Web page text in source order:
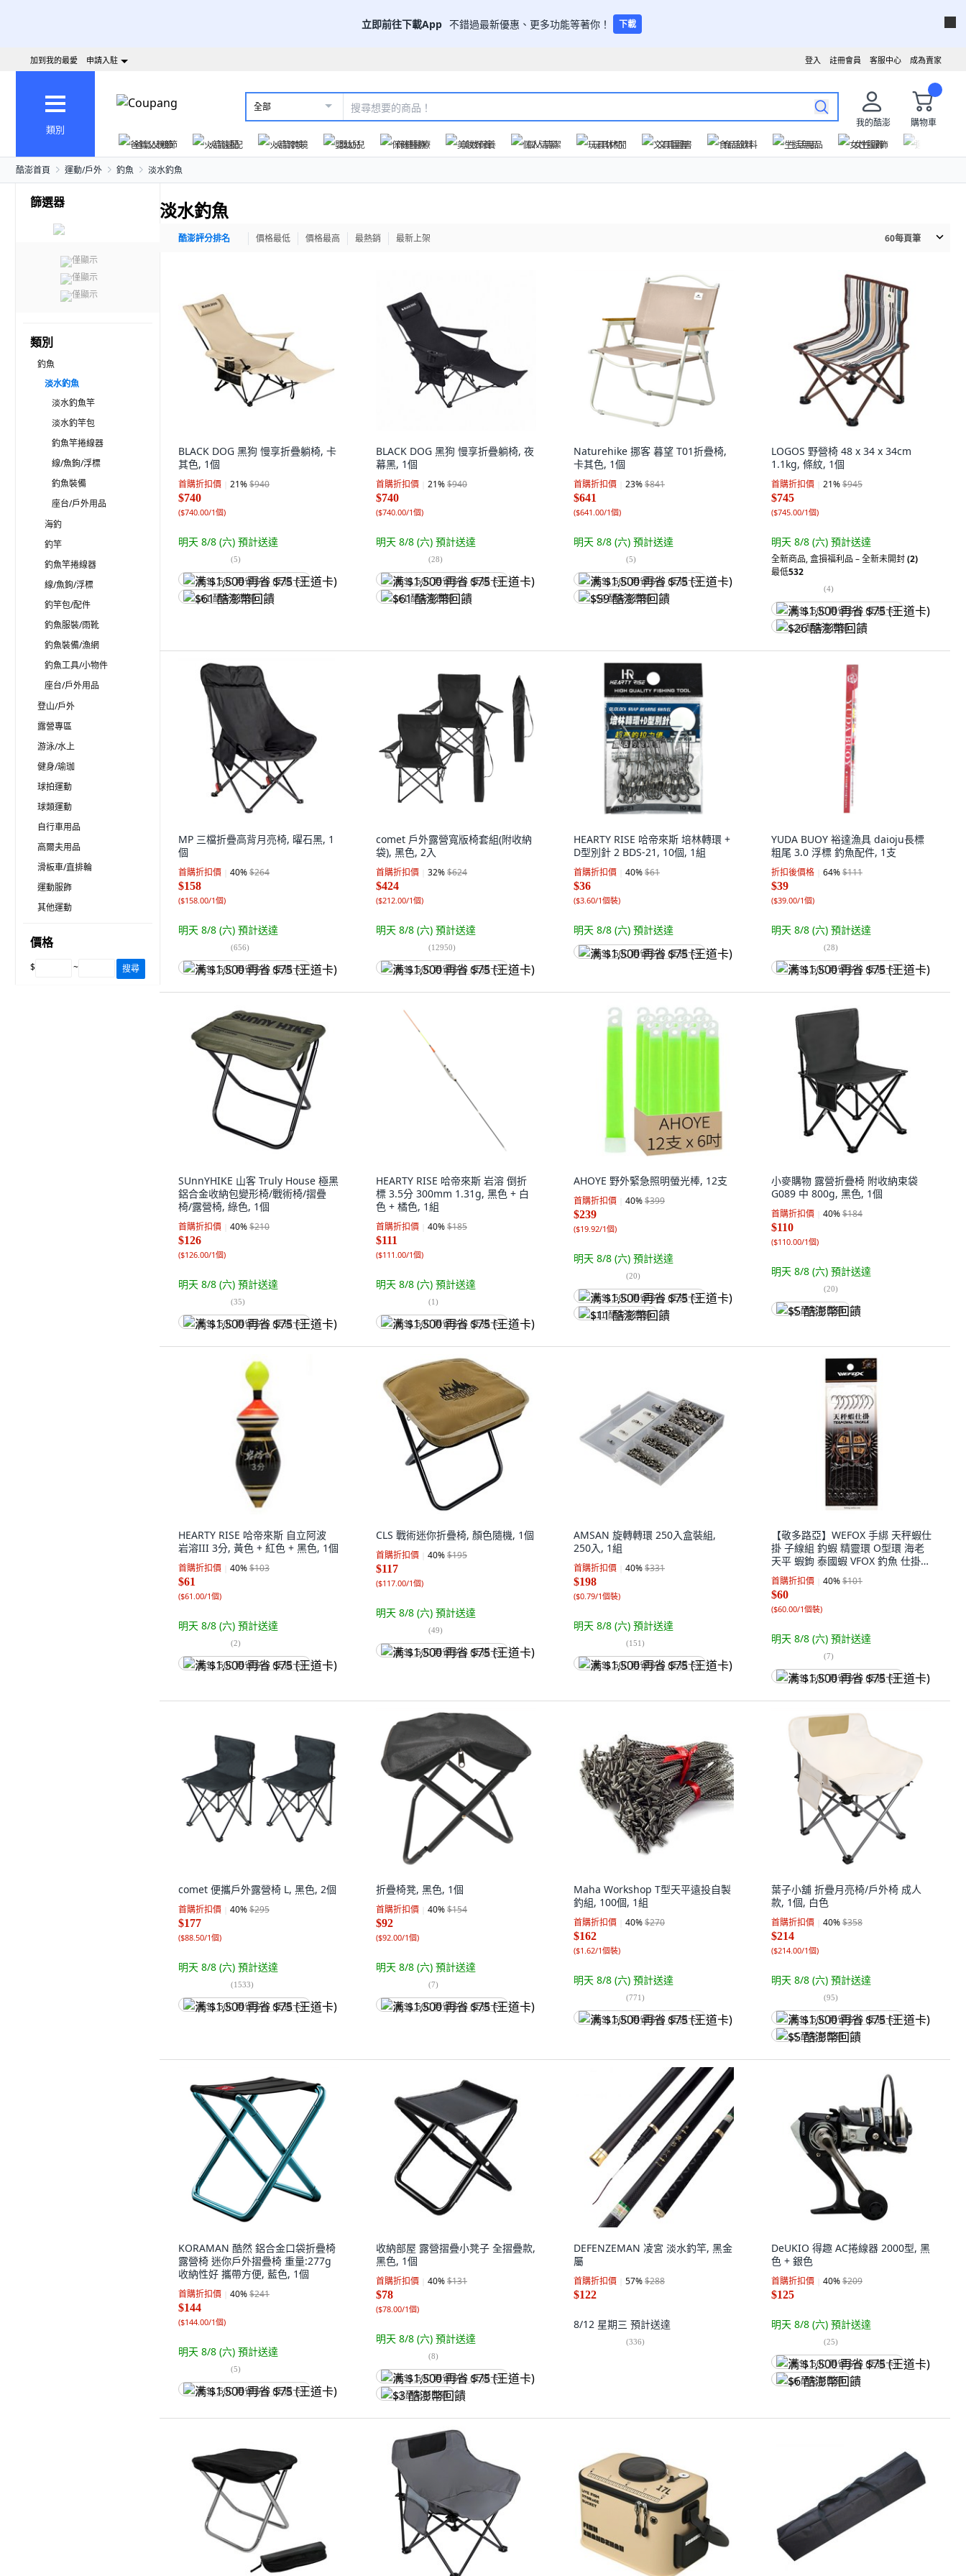
立即前往下載App 不錯過最新優惠、更多功能等著你！ 下載
成為賣家
客服中心
註冊會員
登入
加到我的最愛 申請入駐
類別
全部
我的酷澎
購物車
爸氣父親節
火箭速配 火箭跨境 嬰幼兒 保健醫療 美妝保養 個人清潔 玩具休閒 文具圖書 食品飲料 生活用品 女性服飾
酷澎首頁 運動/戶外 釣魚 淡水釣魚
篩選器
僅顯示
僅顯示
僅顯示
類別
釣魚
淡水釣魚
淡水釣魚竿
淡水釣竿包
釣魚竿捲線器
線/魚鉤/浮標
釣魚裝備
座台/戶外用品
海釣
釣竿
釣魚竿捲線器
線/魚鉤/浮標
釣竿包/配件
釣魚服裝/雨靴
釣魚裝備/漁網
釣魚工具/小物件
座台/戶外用品
登山/戶外
露營專區
游泳/水上
健身/瑜珈
球拍運動
球類運動
自行車用品
高爾夫用品
滑板車/直排輪
運動服飾
其他運動
價格
$ ~ 搜尋
淡水釣魚
酷澎評分排名 價格最低 價格最高 最熱銷 最新上架 60每頁筆
BLACK DOG 黑狗 慢享折疊躺椅, 卡
其色, 1個
首購折扣價 21%$940
$740
($740.00/1個)
明天 8/8 (六) 預計送達
(5)
满 $1,500 再省 $75 (王道卡)
$61 酷澎幣回饋
BLACK DOG 黑狗 慢享折疊躺椅, 夜
幕黑, 1個
首購折扣價 21%$940
$740
($740.00/1個)
明天 8/8 (六) 預計送達
(28)
满 $1,500 再省 $75 (王道卡)
$61 酷澎幣回饋
Naturehike 挪客 暮望 T01折疊椅,
卡其色, 1個
首購折扣價 23%$841
$641
($641.00/1個)
明天 8/8 (六) 預計送達
(5)
满 $1,500 再省 $75 (王道卡)
$59 酷澎幣回饋
LOGOS 野營椅 48 x 34 x 34cm
1.1kg, 條紋, 1個
首購折扣價 21%$945
$745
($745.00/1個)
明天 8/8 (六) 預計送達
全新商品,盒損福利品 – 全新未開封(2)
最低532
(4)
满 $1,500 再省 $75 (王道卡)
$26 酷澎幣回饋
MP 三檔折疊高背月亮椅, 曜石黑, 1
個
首購折扣價 40%$264
$158
($158.00/1個)
明天 8/8 (六) 預計送達
(656)
满 $1,500 再省 $75 (王道卡)
comet 戶外露營寬版椅套組(附收納
袋), 黑色, 2入
首購折扣價 32%$624
$424
($212.00/1個)
明天 8/8 (六) 預計送達
(12950)
满 $1,500 再省 $75 (王道卡)
HEARTY RISE 哈帝來斯 培林轉環 +
D型別針 2 BDS-21, 10個, 1組
首購折扣價 40%$61
$36
($3.60/1個裝)
明天 8/8 (六) 預計送達
满 $1,500 再省 $75 (王道卡)
YUDA BUOY 裕達漁具 daioju長標
粗尾 3.0 浮標 釣魚配件, 1支
折扣後價格 64%$111
$39
($39.00/1個)
明天 8/8 (六) 預計送達
(28)
满 $1,500 再省 $75 (王道卡)
SUnnYHIKE 山客 Truly House 極黑
鋁合金收納包變形椅/戰術椅/摺疊
椅/露營椅, 綠色, 1個
首購折扣價 40%$210
$126
($126.00/1個)
明天 8/8 (六) 預計送達
(35)
满 $1,500 再省 $75 (王道卡)
HEARTY RISE 哈帝來斯 岩溶 倒折
標 3.5分 300mm 1.31g, 黑色 + 白
色 + 橘色, 1組
首購折扣價 40%$185
$111
($111.00/1個)
明天 8/8 (六) 預計送達
(1)
满 $1,500 再省 $75 (王道卡)
AHOYE 野外緊急照明螢光棒, 12支
首購折扣價 40%$399
$239
($19.92/1個)
明天 8/8 (六) 預計送達
(20)
满 $1,500 再省 $75 (王道卡)
$11 酷澎幣回饋
小麥購物 露營折疊椅 附收納束袋
G089 中 800g, 黑色, 1個
首購折扣價 40%$184
$110
($110.00/1個)
明天 8/8 (六) 預計送達
(20)
$5 酷澎幣回饋
HEARTY RISE 哈帝來斯 自立阿波
岩溶III 3分, 黃色 + 紅色 + 黑色, 1個
首購折扣價 40%$103
$61
($61.00/1個)
明天 8/8 (六) 預計送達
(2)
满 $1,500 再省 $75 (王道卡)
CLS 戰術迷你折疊椅, 顏色隨機, 1個
首購折扣價 40%$195
$117
($117.00/1個)
明天 8/8 (六) 預計送達
(49)
满 $1,500 再省 $75 (王道卡)
AMSAN 旋轉轉環 250入盒裝組,
250入, 1組
首購折扣價 40%$331
$198
($0.79/1個裝)
明天 8/8 (六) 預計送達
(151)
满 $1,500 再省 $75 (王道卡)
【敬多路亞】WEFOX 手綁 天秤蝦仕
掛 子線組 釣蝦 精靈環 O型環 海老
天平 蝦鉤 泰國蝦 VFOX 釣魚 仕掛
#8.5, 1包, 1入
首購折扣價 40%$101
$60
($60.00/1個裝)
明天 8/8 (六) 預計送達
(7)
满 $1,500 再省 $75 (王道卡)
comet 便攜戶外露營椅 L, 黑色, 2個
首購折扣價 40%$295
$177
($88.50/1個)
明天 8/8 (六) 預計送達
(1533)
满 $1,500 再省 $75 (王道卡)
折疊椅凳, 黑色, 1個
首購折扣價 40%$154
$92
($92.00/1個)
明天 8/8 (六) 預計送達
(7)
满 $1,500 再省 $75 (王道卡)
Maha Workshop T型天平遠投自製
釣組, 100個, 1組
首購折扣價 40%$270
$162
($1.62/1個裝)
明天 8/8 (六) 預計送達
(771)
满 $1,500 再省 $75 (王道卡)
葉子小舖 折疊月亮椅/戶外椅 成人
款, 1個, 白色
首購折扣價 40%$358
$214
($214.00/1個)
明天 8/8 (六) 預計送達
(95)
满 $1,500 再省 $75 (王道卡)
$5 酷澎幣回饋
KORAMAN 酷然 鋁合金口袋折疊椅
露營椅 迷你戶外摺疊椅 重量:277g
收納性好 攜帶方便, 藍色, 1個
首購折扣價 40%$241
$144
($144.00/1個)
明天 8/8 (六) 預計送達
(5)
满 $1,500 再省 $75 (王道卡)
收納部屋 露營摺疊小凳子 全摺疊款,
黑色, 1個
首購折扣價 40%$131
$78
($78.00/1個)
明天 8/8 (六) 預計送達
(8)
满 $1,500 再省 $75 (王道卡)
$3 酷澎幣回饋
DEFENZEMAN 凌宮 淡水釣竿, 黑金
屬
首購折扣價 57%$288
$122
8/12 星期三 預計送達
(336)
DeUKIO 得趣 AC捲線器 2000型, 黑
色 + 銀色
首購折扣價 40%$209
$125
明天 8/8 (六) 預計送達
(25)
满 $1,500 再省 $75 (王道卡)
$6 酷澎幣回饋